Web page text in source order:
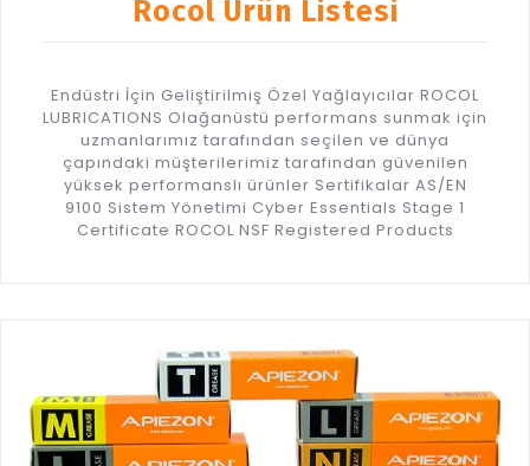
Rocol Ürün Listesi
Endüstri İçin Geliştirilmiş Özel Yağlayıcılar ROCOL
LUBRICATIONS Olağanüstü performans sunmak için
uzmanlarımız tarafından seçilen ve dünya
çapındaki müşterilerimiz tarafından güvenilen
yüksek performanslı ürünler Sertifikalar AS/EN
9100 Sistem Yönetimi Cyber Essentials Stage 1
Certificate ROCOL NSF Registered Products